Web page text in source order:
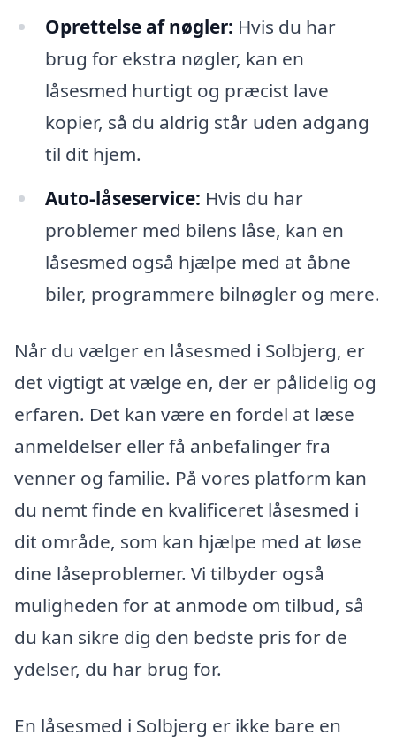
Oprettelse af nøgler: Hvis du har
brug for ekstra nøgler, kan en
låsesmed hurtigt og præcist lave
kopier, så du aldrig står uden adgang
til dit hjem.
Auto-låseservice: Hvis du har
problemer med bilens låse, kan en
låsesmed også hjælpe med at åbne
biler, programmere bilnøgler og mere.
Når du vælger en låsesmed i Solbjerg, er
det vigtigt at vælge en, der er pålidelig og
erfaren. Det kan være en fordel at læse
anmeldelser eller få anbefalinger fra
venner og familie. På vores platform kan
du nemt finde en kvalificeret låsesmed i
dit område, som kan hjælpe med at løse
dine låseproblemer. Vi tilbyder også
muligheden for at anmode om tilbud, så
du kan sikre dig den bedste pris for de
ydelser, du har brug for.
En låsesmed i Solbjerg er ikke bare en